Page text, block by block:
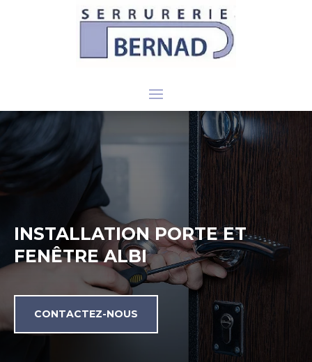
INSTALLATION PORTE ET
FENÊTRE ALBI
CONTACTEZ-NOUS